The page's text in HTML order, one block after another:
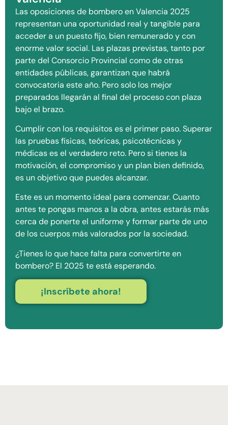
Las oposiciones de bombero en Valencia 2025
representan una oportunidad real y tangible para
acceder a un puesto fijo, bien remunerado y con
enorme valor social. Las plazas previstas, tanto por
parte del Consorcio Provincial como de otras
entidades públicas, garantizan que habrá
convocatoria este año. Pero solo los mejor
preparados llegarán al final del proceso con plaza
bajo el brazo.
Cumplir con los requisitos es el primer paso. Superar
las pruebas físicas, teóricas, psicotécnicas y
médicas es el verdadero reto. Pero si tienes la
motivación, el compromiso y un plan bien definido,
es un objetivo que puedes alcanzar.
Este es un momento ideal para comenzar. Cuanto
antes te pongas manos a la obra, antes estarás más
cerca de ponerte el uniforme y formar parte de uno
de los cuerpos más valorados por la sociedad.
¿Tienes lo que hace falta para convertirte en
bombero? El 2025 te está esperando.
¡Inscríbete ahora!